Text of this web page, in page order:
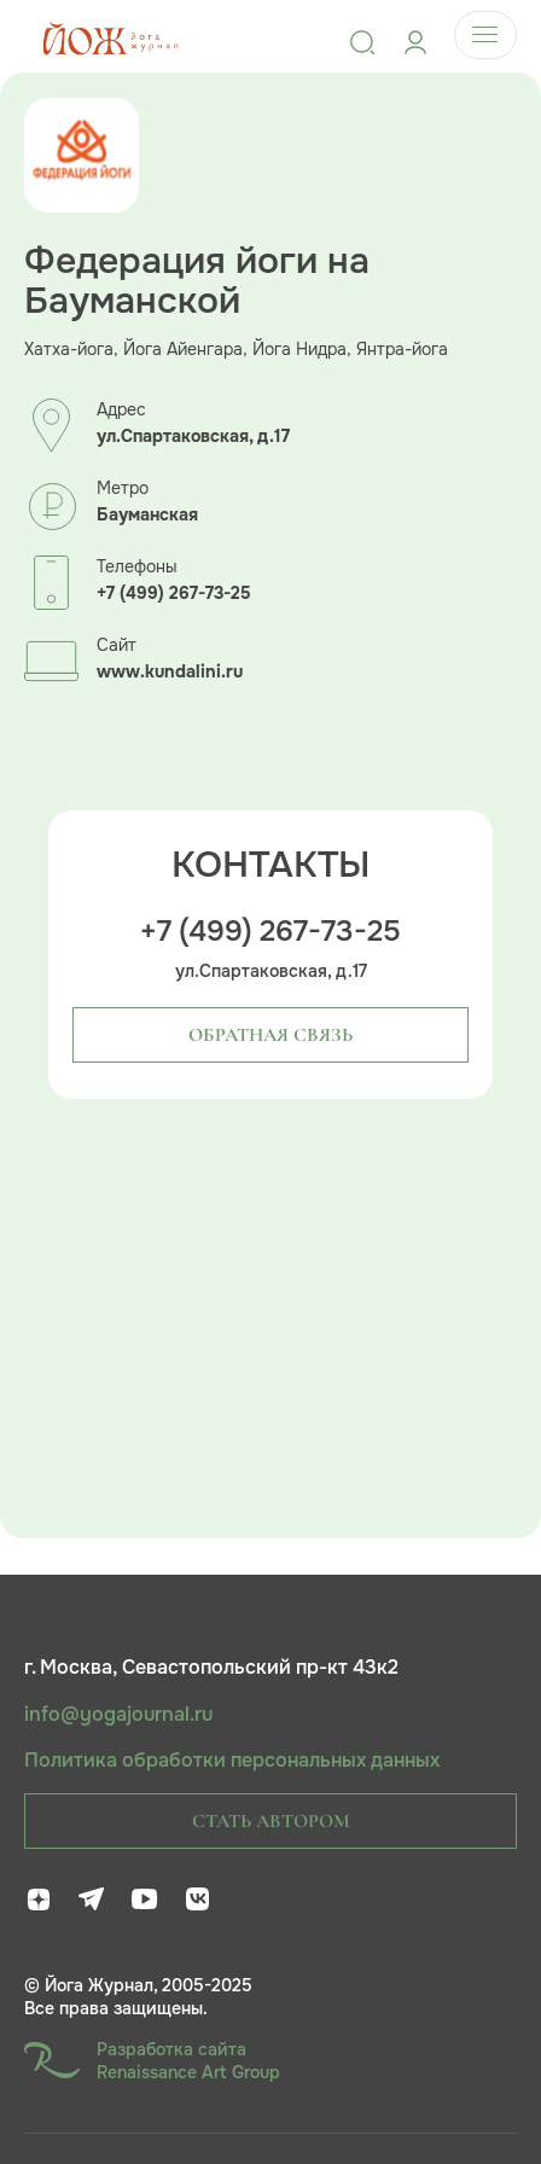
Федерация йоги на
Бауманской
Хатха-йога, Йога Айенгара, Йога Нидра, Янтра-йога
Адрес
ул.Спартаковская, д.17
Метро
Бауманская
Телефоны
+7 (499) 267-73-25
Сайт
www.kundalini.ru
КОНТАКТЫ
+7 (499) 267-73-25
ул.Спартаковская, д.17
ОБРАТНАЯ СВЯЗЬ
г. Москва, Севастопольский пр-кт 43к2
info@yogajournal.ru
Политика обработки персональных данных
СТАТЬ АВТОРОМ
© Йога Журнал, 2005-2025
Все права защищены.
Разработка сайта
Renaissance Art Group